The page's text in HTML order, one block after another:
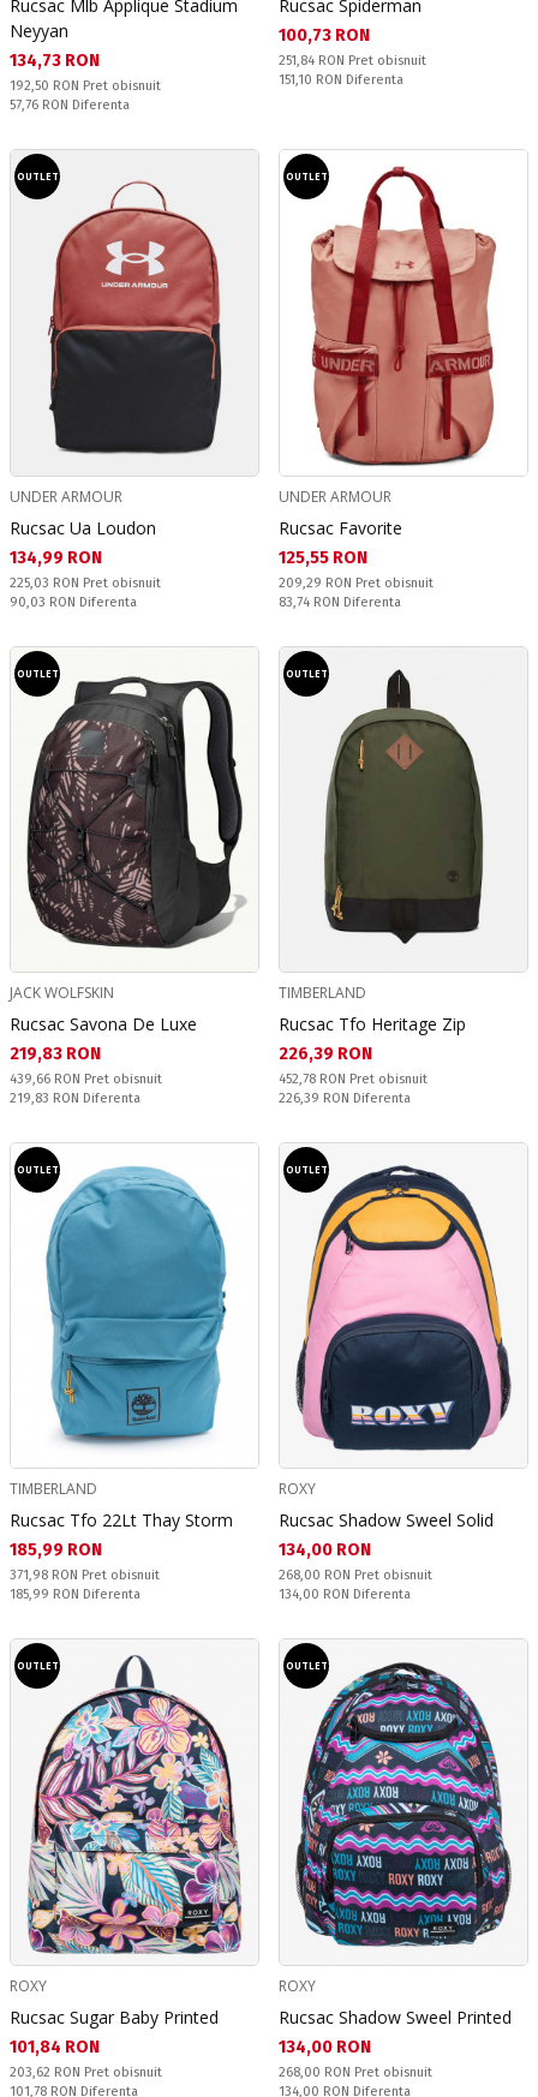
Rucsac Mlb Applique Stadium
Neyyan
Текуща цена:
134,73 RON
Pret obisnuit:
192,50 RON Pret obisnuit
Спестявате:
57,76 RON Diferenta
Rucsac Spiderman
Текуща цена:
100,73 RON
Pret obisnuit:
251,84 RON Pret obisnuit
Спестявате:
151,10 RON Diferenta
OUTLET
UNDER ARMOUR
Rucsac Ua Loudon
Текуща цена:
134,99 RON
Pret obisnuit:
225,03 RON Pret obisnuit
Спестявате:
90,03 RON Diferenta
OUTLET
UNDER ARMOUR
Rucsac Favorite
Текуща цена:
125,55 RON
Pret obisnuit:
209,29 RON Pret obisnuit
Спестявате:
83,74 RON Diferenta
OUTLET
JACK WOLFSKIN
Rucsac Savona De Luxe
Текуща цена:
219,83 RON
Pret obisnuit:
439,66 RON Pret obisnuit
Спестявате:
219,83 RON Diferenta
OUTLET
TIMBERLAND
Rucsac Tfo Heritage Zip
Текуща цена:
226,39 RON
Pret obisnuit:
452,78 RON Pret obisnuit
Спестявате:
226,39 RON Diferenta
OUTLET
TIMBERLAND
Rucsac Tfo 22Lt Thay Storm
Текуща цена:
185,99 RON
Pret obisnuit:
371,98 RON Pret obisnuit
Спестявате:
185,99 RON Diferenta
OUTLET
ROXY
Rucsac Shadow Sweel Solid
Текуща цена:
134,00 RON
Pret obisnuit:
268,00 RON Pret obisnuit
Спестявате:
134,00 RON Diferenta
OUTLET
ROXY
Rucsac Sugar Baby Printed
Текуща цена:
101,84 RON
Pret obisnuit:
203,62 RON Pret obisnuit
Спестявате:
101,78 RON Diferenta
OUTLET
ROXY
Rucsac Shadow Sweel Printed
Текуща цена:
134,00 RON
Pret obisnuit:
268,00 RON Pret obisnuit
Спестявате:
134,00 RON Diferenta